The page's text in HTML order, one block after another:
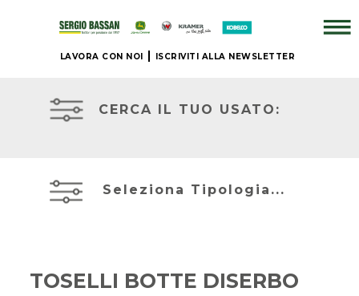
LAVORA CON NOI ISCRIVITI ALLA NEWSLETTER
NUOVO
CERCA IL TUO USATO:
Seleziona Tipologia...
TOSELLI BOTTE DISERBO